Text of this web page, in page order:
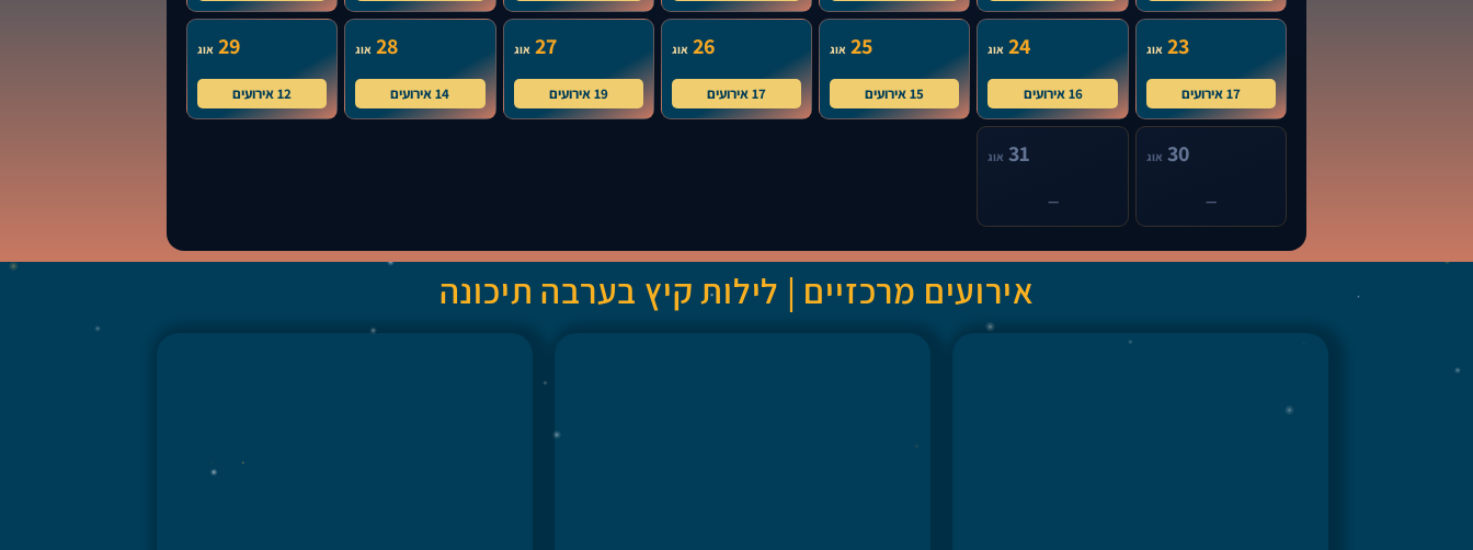
23 אוג
17 אירועים
24 אוג
16 אירועים
25 אוג
15 אירועים
26 אוג
17 אירועים
27 אוג
19 אירועים
28 אוג
14 אירועים
29 אוג
12 אירועים
30 אוג
—
31 אוג
—
אירועים מרכזיים | לילות קיץ בערבה תיכונה